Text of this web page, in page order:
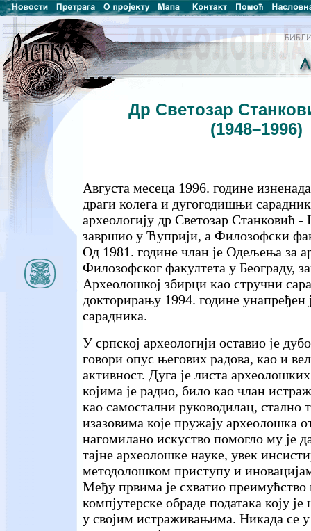
Др Светозар
(1948–1996)
Августа месеца 1996. године
драги колега и дугогодишњи
археологију др Светозар Станковић -
завршио у Ћуприји, а Филозофски
Од 1981. године члан је Одељења за
Филозофског факултета у Београду,
Археолошкој збирци као стручни
докторирању 1994. године унапређен
сарадника.
У српској археологији оставио је
говори опус његових радова, као и
активност. Дуга је листа
којима је радио, било као члан
као самостални руководилац, стално
изазовима које пружају археолошка
нагомилано искуство помогло му је
тајне археолошке науке, увек
методолошком приступу и
Међу првима је схватио преимућство
компјутерске обраде података коју
у својим истраживањима. Никада се